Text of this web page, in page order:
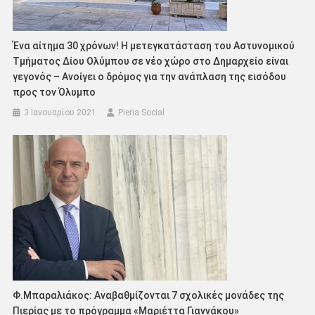
Ένα αίτημα 30 χρόνων! Η μετεγκατάσταση του Αστυνομικού
Τμήματος Δίου Ολύμπου σε νέο χώρο στο Δημαρχείο είναι
γεγονός – Ανοίγει ο δρόμος για την ανάπλαση της εισόδου
προς τον Όλυμπο
3 Ιανουαρίου 2021 Pieria Social
Φ.Μπαραλιάκος: Αναβαθμίζονται 7 σχολικές μονάδες της
Πιερίας με το πρόγραμμα «Μαριέττα Γιαννάκου»